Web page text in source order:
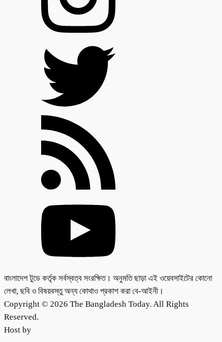
বাংলাদেশ টুডে কর্তৃক সর্বস্বত্ব সংরক্ষিত। অনুমতি ছাড়া এই ওয়েবসাইটের কোনো
লেখা, ছবি ও বিষয়বস্তু অন্য কোথাও প্রকাশ করা বে-আইনী।
Copyright © 2026 The Bangladesh Today. All Rights
Reserved.
Host by